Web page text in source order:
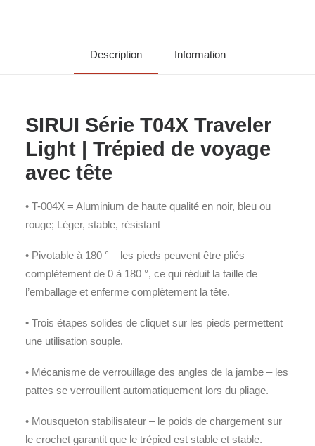
Description Information
SIRUI Série T04X Traveler
Light | Trépied de voyage
avec tête
• T-004X = Aluminium de haute qualité en noir, bleu ou
rouge; Léger, stable, résistant
• Pivotable à 180 ° – les pieds peuvent être pliés
complètement de 0 à 180 °, ce qui réduit la taille de
l’emballage et enferme complètement la tête.
• Trois étapes solides de cliquet sur les pieds permettent
une utilisation souple.
• Mécanisme de verrouillage des angles de la jambe – les
pattes se verrouillent automatiquement lors du pliage.
• Mousqueton stabilisateur – le poids de chargement sur
le crochet garantit que le trépied est stable et stable.